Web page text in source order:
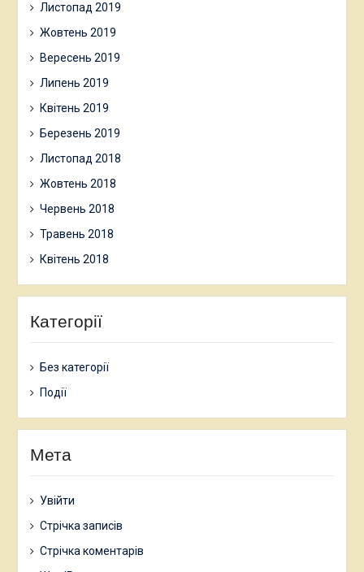
Листопад 2019
Жовтень 2019
Вересень 2019
Липень 2019
Квітень 2019
Березень 2019
Листопад 2018
Жовтень 2018
Червень 2018
Травень 2018
Квітень 2018
Категорії
Без категорії
Події
Мета
Увійти
Стрічка записів
Стрічка коментарів